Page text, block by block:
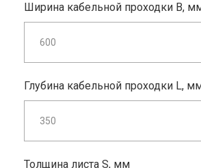
Ширина кабельной проходки B,
Глубина кабельной проходки L,
Толщина листа S, мм